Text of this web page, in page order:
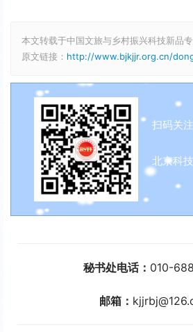
本文转载于中国文旅与乡村振兴科技新品
原文链接： http://www.bjkjjr.org.cn/
扫码关注
北京科
秘书处电话： 010-
邮箱：